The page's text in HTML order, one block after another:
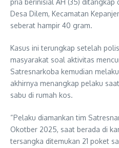
pria berinisial AH (35) ditangkap
Desa Dilem, Kecamatan
seberat hampir 40 gram.
Kasus ini terungkap setelah
masyarakat soal aktivitas
Satresnarkoba kemudian
akhirnya menangkap pelaku
sabu di rumah kos.
“Pelaku diamankan tim
Okotber 2025, saat berada di
tersangka ditemukan 21 poket